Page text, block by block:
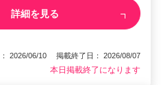
詳細を見る
2026/06/10 掲載終了日： 2026/08/07
本日掲載終了になります